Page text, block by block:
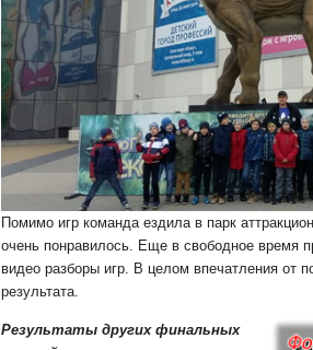
Помимо игр команда ездила в парк
очень понравилось. Еще в свободное время
видео разборы игр. В целом впечатления от
результата.
Результаты других финальных